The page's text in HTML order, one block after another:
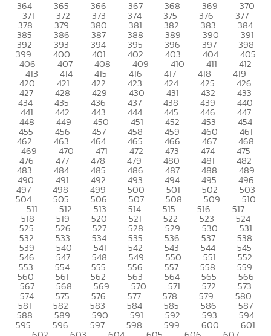
364 365 366 367 368 369 370
371 372 373 374 375 376 377
378 379 380 381 382 383 384
385 386 387 388 389 390 391
392 393 394 395 396 397 398
399 400 401 402 403 404 405
406 407 408 409 410 411 412
413 414 415 416 417 418 419
420 421 422 423 424 425 426
427 428 429 430 431 432 433
434 435 436 437 438 439 440
441 442 443 444 445 446 447
448 449 450 451 452 453 454
455 456 457 458 459 460 461
462 463 464 465 466 467 468
469 470 471 472 473 474 475
476 477 478 479 480 481 482
483 484 485 486 487 488 489
490 491 492 493 494 495 496
497 498 499 500 501 502 503
504 505 506 507 508 509 510
511 512 513 514 515 516 517
518 519 520 521 522 523 524
525 526 527 528 529 530 531
532 533 534 535 536 537 538
539 540 541 542 543 544 545
546 547 548 549 550 551 552
553 554 555 556 557 558 559
560 561 562 563 564 565 566
567 568 569 570 571 572 573
574 575 576 577 578 579 580
581 582 583 584 585 586 587
588 589 590 591 592 593 594
595 596 597 598 599 600 601